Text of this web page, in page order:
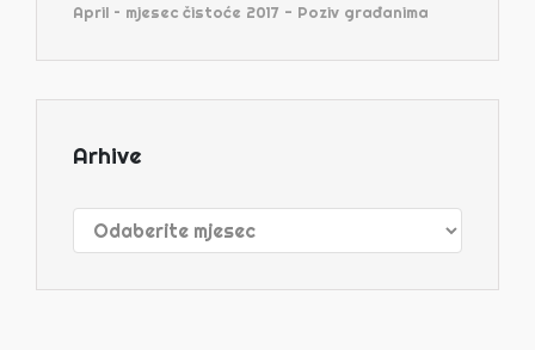
April – mjesec čistoće 2017 - Poziv građanima
Arhive